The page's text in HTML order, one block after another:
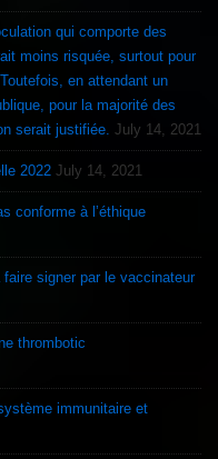
qui comporte des
moins risquée, surtout pour
en attendant un
des
serait justifiée. July 14, 2021
2022 July 14, 2021
conforme à l’éthique
signer par le vaccinateur
thrombotic
immunitaire et